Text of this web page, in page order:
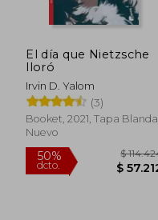
El día que Nietzsche
lloró
Irvin D. Yalom
(3)
Booket, 2021, Tapa Blanda,
Nuevo